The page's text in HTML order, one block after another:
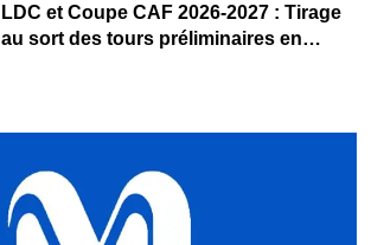
LDC et Coupe CAF 2026-2027 : Tirage
au sort des tours préliminaires en